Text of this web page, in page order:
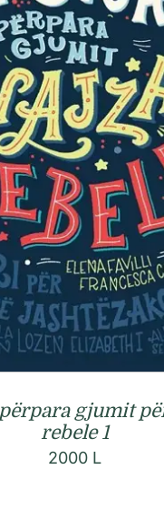
gjumit
rebele 1
2000 L